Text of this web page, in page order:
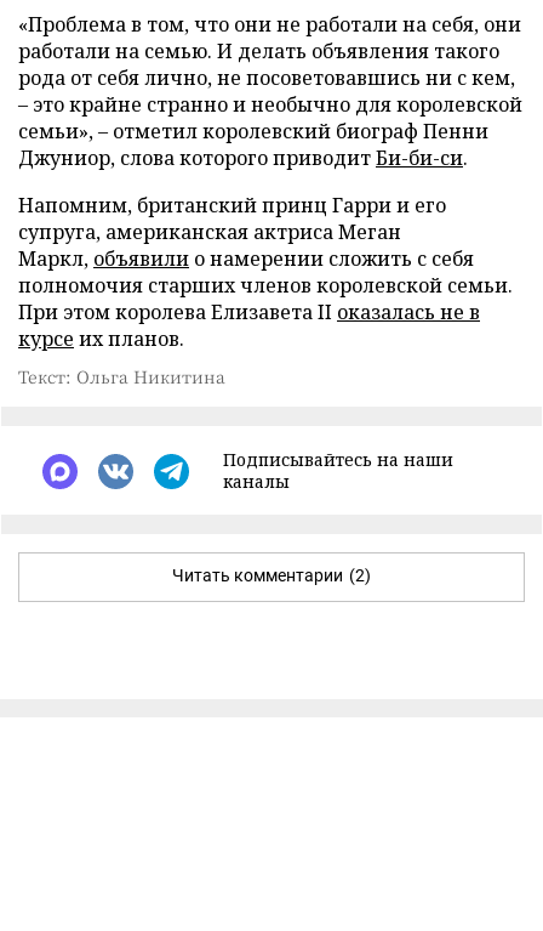
«Проблема в том, что они не работали на себя, они
работали на семью. И делать объявления такого
рода от себя лично, не посоветовавшись ни с кем,
– это крайне странно и необычно для королевской
семьи», – отметил королевский биограф Пенни
Джуниор, слова которого приводитБи-би-си.
Напомним, британский принц Гарри и его
супруга, американская актриса Меган
Маркл, объявили о намерении сложить с себя
полномочия старших членов королевской семьи.
При этом королева Елизавета II оказалась не в
курсе их планов.
Текст: Ольга Никитина
Подписывайтесь на наши
каналы
Читать комментарии (2)